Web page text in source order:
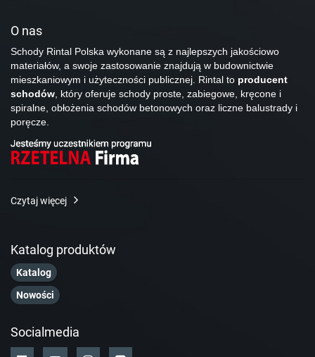
O nas
Schody Rintal Polska wykonane są z najlepszych jakościowo
materiałów, a swoje zastosowanie znajdują w budownictwie
mieszkaniowym i użyteczności publicznej. Rintal to producent
schodów, który oferuje schody proste, zabiegowe, kręcone i
spiralne, obłożenia schodów betonowych oraz liczne balustrady i
poręcze.
Czytaj więcej
Katalog produktów
Katalog
Nowości
Socialmedia